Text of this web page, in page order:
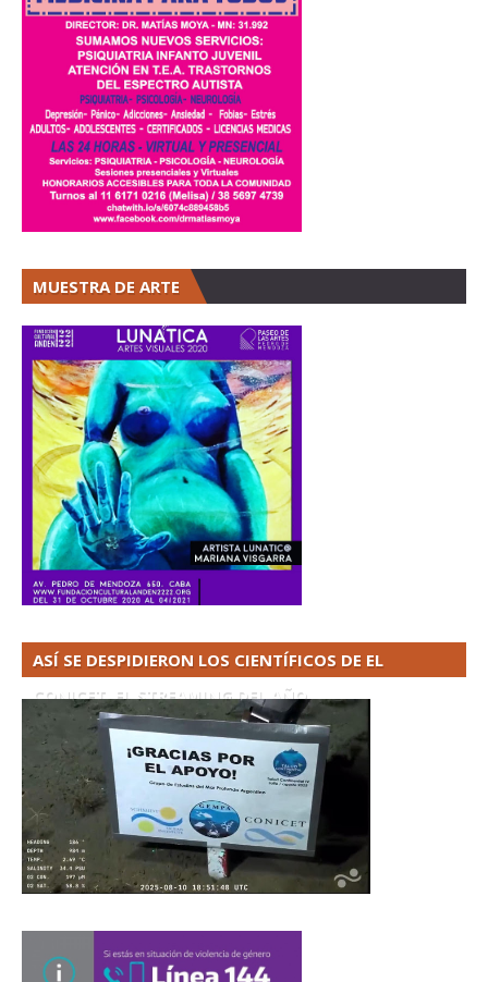
MUESTRA DE ARTE
ASÍ SE DESPIDIERON LOS CIENTÍFICOS DE EL
CONICET. EL STREAMING DEL AÑO